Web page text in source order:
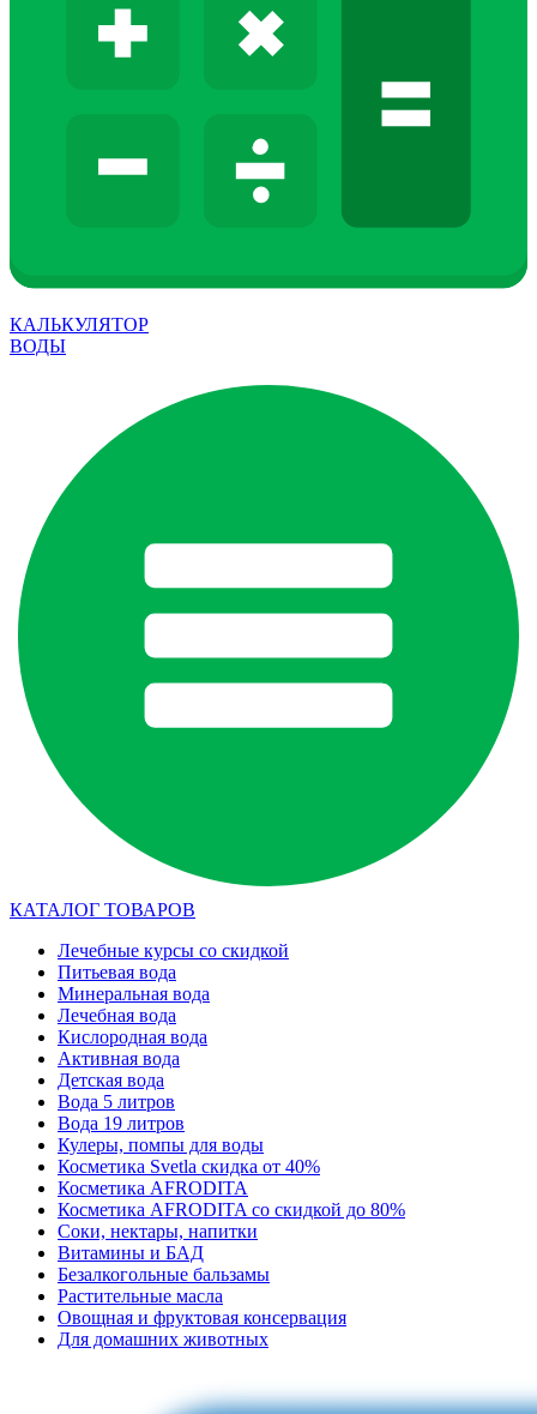
КАЛЬКУЛЯТОР
ВОДЫ
КАТАЛОГ ТОВАРОВ
Лечебные курсы со скидкой
Питьевая вода
Минеральная вода
Лечебная вода
Кислородная вода
Активная вода
Детская вода
Вода 5 литров
Вода 19 литров
Кулеры, помпы для воды
Косметика Svetla скидка от 40%
Косметика AFRODITA
Косметика AFRODITA со скидкой до 80%
Соки, нектары, напитки
Витамины и БАД
Безалкогольные бальзамы
Растительные масла
Овощная и фруктовая консервация
Для домашних животных